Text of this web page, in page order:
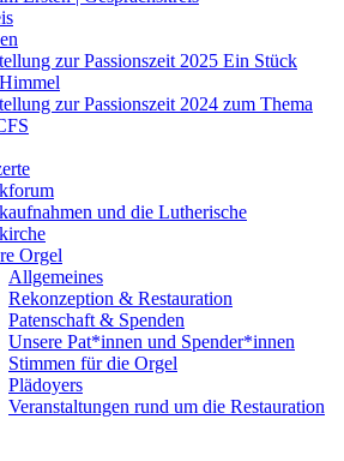
zur Passionszeit 2025 Ein Stück
zur Passionszeit 2024 zum Thema
und die Lutherische
Orgel
Allgemeines
Rekonzeption & Restauration
Patenschaft & Spenden
Unsere Pat*innen und Spender*innen
Stimmen für die Orgel
Plädoyers
Veranstaltungen rund um die Restauration